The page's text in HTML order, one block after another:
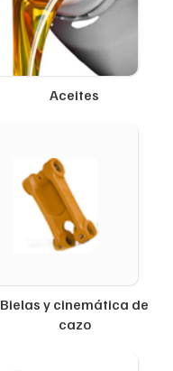
Aceites
Bielas y cinemática de
cazo